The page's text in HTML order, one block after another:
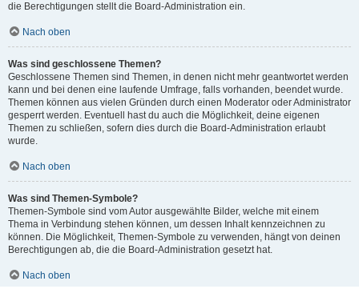
die Berechtigungen stellt die Board-Administration ein.
Nach oben
Was sind geschlossene Themen?
Geschlossene Themen sind Themen, in denen nicht mehr geantwortet werden
kann und bei denen eine laufende Umfrage, falls vorhanden, beendet wurde.
Themen können aus vielen Gründen durch einen Moderator oder Administrator
gesperrt werden. Eventuell hast du auch die Möglichkeit, deine eigenen
Themen zu schließen, sofern dies durch die Board-Administration erlaubt
wurde.
Nach oben
Was sind Themen-Symbole?
Themen-Symbole sind vom Autor ausgewählte Bilder, welche mit einem
Thema in Verbindung stehen können, um dessen Inhalt kennzeichnen zu
können. Die Möglichkeit, Themen-Symbole zu verwenden, hängt von deinen
Berechtigungen ab, die die Board-Administration gesetzt hat.
Nach oben